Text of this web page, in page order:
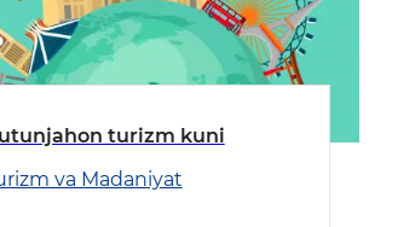
turizm kuni
va Madaniyat